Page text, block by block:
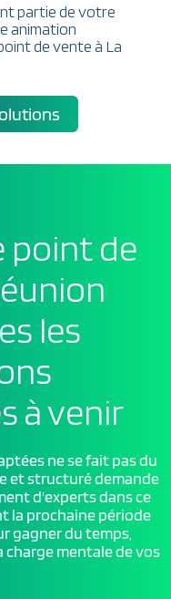
partie de votre
animation
de vente à La
point de
les
à venir
ne se fait pas du
et structuré demande
d'experts dans ce
la prochaine période
gagner du temps,
mentale de vos